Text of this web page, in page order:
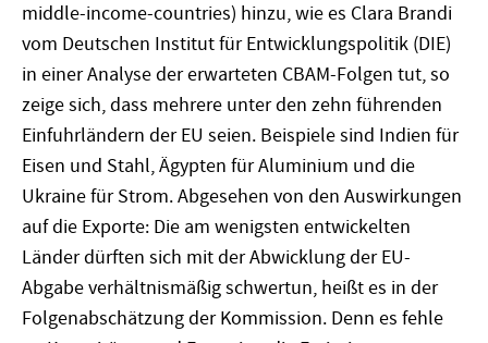
middle-income-countries) hinzu, wie es Clara Brandi
vom Deutschen Institut für Entwicklungspolitik (DIE)
in einer Analyse der erwarteten CBAM-Folgen tut, so
zeige sich, dass mehrere unter den zehn führenden
Einfuhrländern der EU seien. Beispiele sind Indien für
Eisen und Stahl, Ägypten für Aluminium und die
Ukraine für Strom. Abgesehen von den Auswirkungen
auf die Exporte: Die am wenigsten entwickelten
Länder dürften sich mit der Abwicklung der EU-
Abgabe verhältnismäßig schwertun, heißt es in der
Folgenabschätzung der Kommission. Denn es fehle